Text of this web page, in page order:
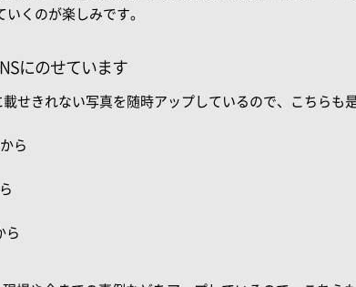
くのが楽しみです。
にのせています
せきれない写真を随時アップしているので、こちらも
ら
ら